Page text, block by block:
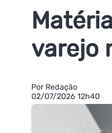
varejo
Por Redação
02/07/2026 12h40